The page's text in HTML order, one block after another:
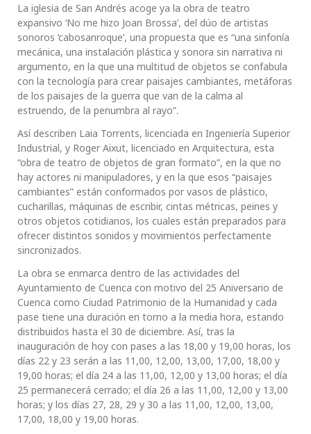
La iglesia de San Andrés acoge ya la obra de teatro
expansivo ‘No me hizo Joan Brossa’, del dúo de artistas
sonoros ‘cabosanroque’, una propuesta que es “una sinfonía
mecánica, una instalación plástica y sonora sin narrativa ni
argumento, en la que una multitud de objetos se confabula
con la tecnología para crear paisajes cambiantes, metáforas
de los paisajes de la guerra que van de la calma al
estruendo, de la penumbra al rayo”.
Así describen Laia Torrents, licenciada en Ingeniería Superior
Industrial, y Roger Aixut, licenciado en Arquitectura, esta
“obra de teatro de objetos de gran formato”, en la que no
hay actores ni manipuladores, y en la que esos “paisajes
cambiantes” están conformados por vasos de plástico,
cucharillas, máquinas de escribir, cintas métricas, peines y
otros objetos cotidianos, los cuales están preparados para
ofrecer distintos sonidos y movimientos perfectamente
sincronizados.
La obra se enmarca dentro de las actividades del
Ayuntamiento de Cuenca con motivo del 25 Aniversario de
Cuenca como Ciudad Patrimonio de la Humanidad y cada
pase tiene una duración en torno a la media hora, estando
distribuidos hasta el 30 de diciembre. Así, tras la
inauguración de hoy con pases a las 18,00 y 19,00 horas, los
días 22 y 23 serán a las 11,00, 12,00, 13,00, 17,00, 18,00 y
19,00 horas; el día 24 a las 11,00, 12,00 y 13,00 horas; el día
25 permanecerá cerrado; el día 26 a las 11,00, 12,00 y 13,00
horas; y los días 27, 28, 29 y 30 a las 11,00, 12,00, 13,00,
17,00, 18,00 y 19,00 horas.